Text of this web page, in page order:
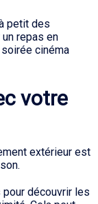
petit des
repas en
cinéma
votre
extérieur est
découvrir les